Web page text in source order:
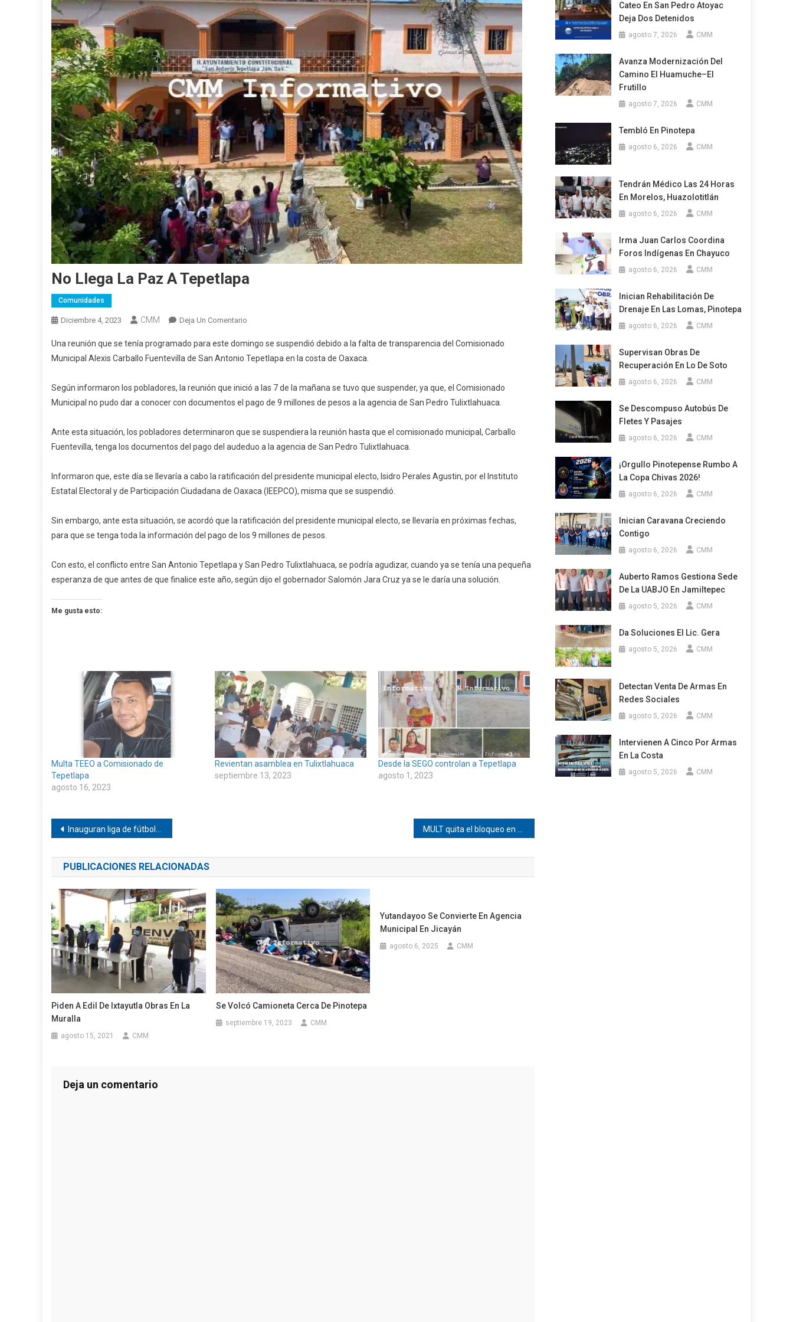
No Llega La Paz A Tepetlapa
Comunidades
Diciembre 4, 2023 CMM Deja Un Comentario
Llega
La
A
Tepetlapa
Una reunión que se tenía programado para este domingo se suspendió debido a la falta de transparencia del Comisionado
Municipal Alexis Carballo Fuentevilla de San Antonio Tepetlapa en la costa de Oaxaca.
Según informaron los pobladores, la reunión que inició a las 7 de la mañana se tuvo que suspender, ya que, el Comisionado
Municipal no pudo dar a conocer con documentos el pago de 9 millones de pesos a la agencia de San Pedro Tulixtlahuaca.
Ante esta situación, los pobladores determinaron que se suspendiera la reunión hasta que el comisionado municipal, Carballo
Fuentevilla, tenga los documentos del pago del audeduo a la agencia de San Pedro Tulixtlahuaca.
Informaron que, este día se llevaría a cabo la ratificación del presidente municipal electo, Isidro Perales Agustin, por el Instituto
Estatal Electoral y de Participación Ciudadana de Oaxaca (IEEPCO), misma que se suspendió.
Sin embargo, ante esta situación, se acordó que la ratificación del presidente municipal electo, se llevaría en próximas fechas,
para que se tenga toda la información del pago de los 9 millones de pesos.
Con esto, el conflicto entre San Antonio Tepetlapa y San Pedro Tulixtlahuaca, se podría agudizar, cuando ya se tenía una pequeña
esperanza de que antes de que finalice este año, según dijo el gobernador Salomón Jara Cruz ya se le daría una solución.
Me gusta esto:
Multa TEEO a Comisionado de
Tepetlapa
agosto 16, 2023
Revientan asamblea en Tulixtlahuaca
septiembre 13, 2023
Desde la SEGO controlan a Tepetlapa
agosto 1, 2023
Navegación
de
entradas
Inauguran liga de fútbol en Tetepec
PUBLICACIONES RELACIONADAS
Piden A Edil De Ixtayutla Obras En La
Muralla
agosto 15, 2021 CMM
Se Volcó Camioneta Cerca De Pinotepa
septiembre 19, 2023 CMM
Yutandayoo Se Convierte En Agencia
Municipal En Jicayán
agosto 6, 2025 CMM
Deja un comentario
Cateo En San Pedro Atoyac
Deja Dos Detenidos
agosto 7, 2026 CMM
Avanza Modernización Del
Camino El Huamuche–El
Frutillo
agosto 7, 2026 CMM
Tembló En Pinotepa
agosto 6, 2026 CMM
Tendrán Médico Las 24 Horas
En Morelos, Huazolotitlán
agosto 6, 2026 CMM
Irma Juan Carlos Coordina
Foros Indígenas En Chayuco
agosto 6, 2026 CMM
Inician Rehabilitación De
Drenaje En Las Lomas, Pinotepa
agosto 6, 2026 CMM
Supervisan Obras De
Recuperación En Lo De Soto
agosto 6, 2026 CMM
Se Descompuso Autobús De
Fletes Y Pasajes
agosto 6, 2026 CMM
¡Orgullo Pinotepense Rumbo A
La Copa Chivas 2026!
agosto 6, 2026 CMM
Inician Caravana Creciendo
Contigo
agosto 6, 2026 CMM
Auberto Ramos Gestiona Sede
De La UABJO En Jamiltepec
agosto 5, 2026 CMM
Da Soluciones El Lic. Gera
agosto 5, 2026 CMM
Detectan Venta De Armas En
Redes Sociales
agosto 5, 2026 CMM
Intervienen A Cinco Por Armas
En La Costa
agosto 5, 2026 CMM